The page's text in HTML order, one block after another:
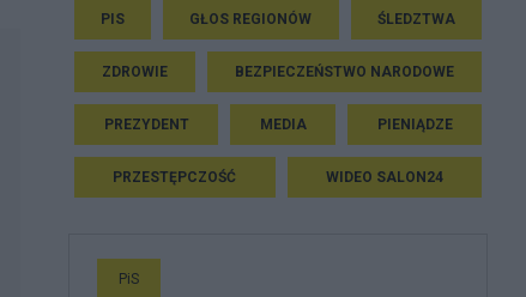
PIS GŁOS REGIONÓW ŚLEDZTWA
ZDROWIE BEZPIECZEŃSTWO NARODOWE
PREZYDENT MEDIA PIENIĄDZE
PRZESTĘPCZOŚĆ WIDEO SALON24
PiS